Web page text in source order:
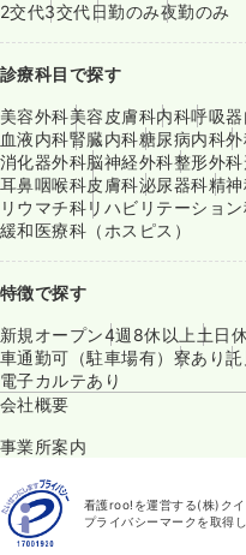
2交代3交代日勤のみ夜勤のみ
診療科目で探す
美容外科美容皮膚科内科呼吸
血液内科腎臓内科糖尿病内科
消化器外科脳神経外科整形外科
耳鼻咽喉科皮膚科泌尿器科精
リウマチ科リハビリテーショ
緩和医療科（ホスピス）
特徴で探す
新規オープン4週8休以上土日
車通勤可（駐車場有） 寮あり託
電子カルテあり
会社概要
事業所案内
看護roo!を運営する(株)ク
プライバシーマークを取得し